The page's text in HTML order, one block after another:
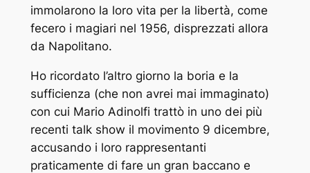
immolarono la loro vita per la libertà, come
fecero i magiari nel 1956, disprezzati allora
da Napolitano.
Ho ricordato l’altro giorno la boria e la
sufficienza (che non avrei mai immaginato)
con cui Mario Adinolfi trattò in uno dei più
recenti talk show il movimento 9 dicembre,
accusando i loro rappresentanti
praticamente di fare un gran baccano e